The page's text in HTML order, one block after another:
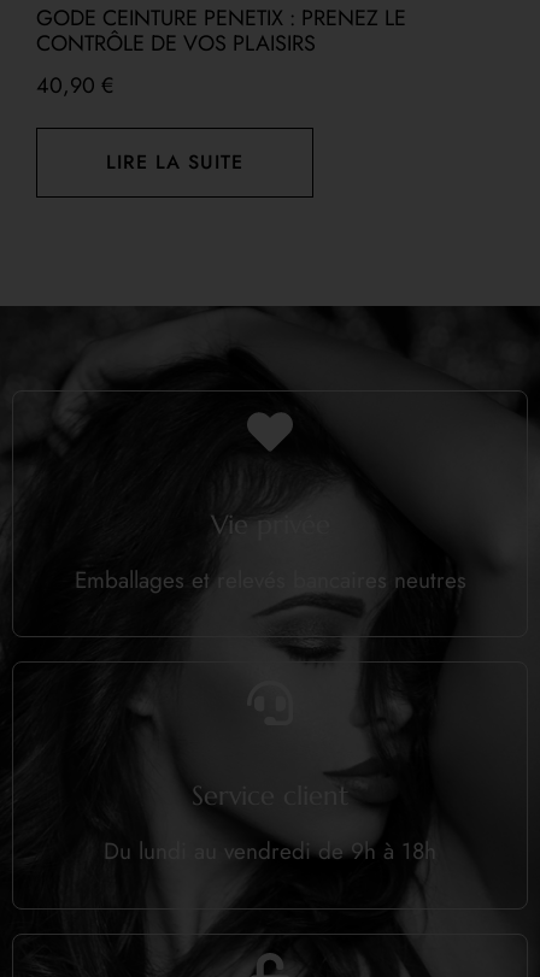
GODE CEINTURE PENETIX : PRENEZ LE
CONTRÔLE DE VOS PLAISIRS
40,90 €
LIRE LA SUITE
Vie privée
Emballages et relevés bancaires neutres
Service client
Du lundi au vendredi de 9h à 18h